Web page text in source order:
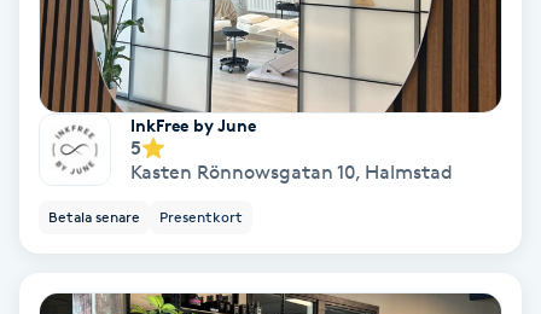
Reflexologi
Regndroppsmassage
Reiki
Reikihealing
Reiki massage
InkFree by June
5
Kasten Rönnowsgatan 10, Halmstad
Betala senare Presentkort